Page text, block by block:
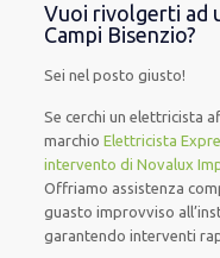
Vuoi rivolgerti ad
Campi Bisenzio?
Sei nel posto giusto!
Se cerchi un elettricista
marchioElettricista
intervento di Novalux
Offriamo assistenza
guasto improvviso
garantendo interventi